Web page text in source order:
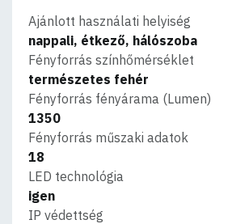
Ajánlott használati helyiség
nappali, étkező, hálószoba
Fényforrás színhőmérséklet
természetes fehér
Fényforrás fényárama (Lumen)
1350
Fényforrás műszaki adatok
18
LED technológia
igen
IP védettség